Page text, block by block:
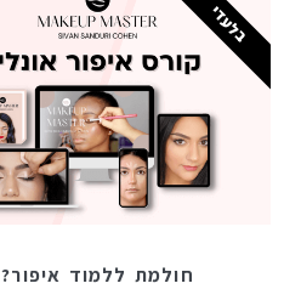
חולמת ללמוד איפור?
בלעדי